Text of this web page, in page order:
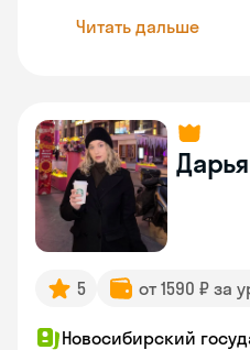
Читать дальше
Дарья
5 от 1590 ₽ за
Новосибирский